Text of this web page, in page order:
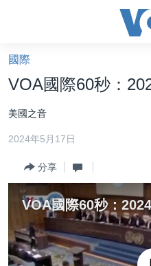
礙
鏈
跳
轉
容
導
美國大選2024
港澳
台灣
美中關係
海外港人
新聞自由
揭謊頻道
國際
VOA國際60秒：
美國之音
2024年5月17日
分享
VOA國際60秒：